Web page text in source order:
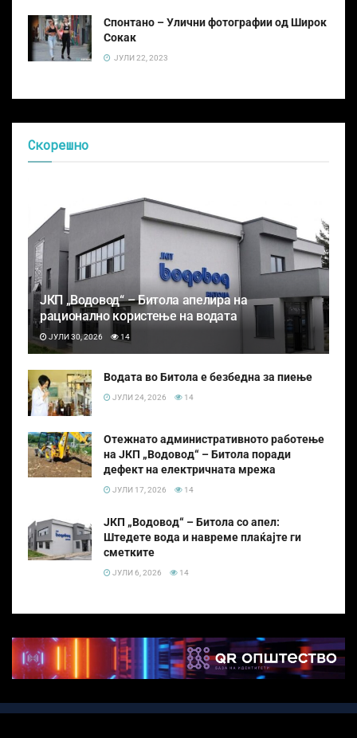
Спонтано – Улични фотографии од Широк
Сокак
ЈУЛИ 22, 2023
Скорешно
ЈКП „Водовод“ – Битола апелира на
рационално користење на водата
ЈУЛИ 30, 2026 14
Водата во Битола е безбедна за пиење
ЈУЛИ 24, 2026 14
Отежнато административното работење
на ЈКП „Водовод“ – Битола поради
дефект на електричната мрежа
ЈУЛИ 17, 2026 14
ЈКП „Водовод“ – Битола со апел:
Штедете вода и навреме плаќајте ги
сметките
ЈУЛИ 6, 2026 14